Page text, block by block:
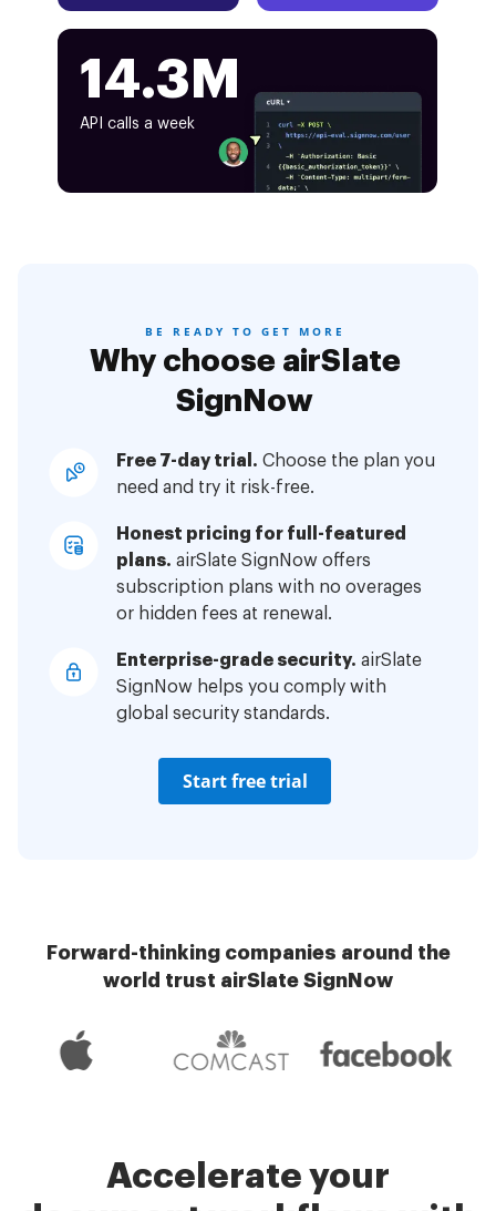
14.3M
API calls a week
BE READY TO GET MORE
Why choose airSlate
SignNow
Free 7-day trial. Choose the plan you
need and try it risk-free.
Honest pricing for full-featured
plans. airSlate SignNow offers
subscription plans with no overages
or hidden fees at renewal.
Enterprise-grade security. airSlate
SignNow helps you comply with
global security standards.
Start free trial
Forward-thinking companies around the
world trust airSlate SignNow
Accelerate your